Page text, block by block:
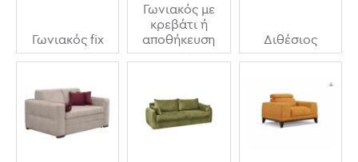
Γωνιακός fix
Γωνιακός με
κρεβάτι ή
αποθήκευση
Διθέσιος